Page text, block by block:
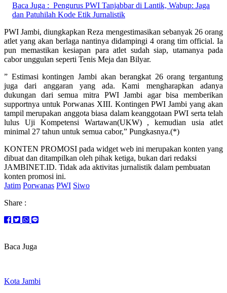
Baca Juga : Pengurus PWI Tanjabbar di Lantik, Wabup: Jaga
dan Patuhilah Kode Etik Jurnalistik
PWI Jambi, diungkapkan Reza mengestimasikan sebanyak 26 orang
atlet yang akan berlaga nantinya didampingi 4 orang tim official. Ia
pun memastikan kesiapan para atlet sudah siap, utamanya pada
cabor unggulan seperti Tenis Meja dan Bilyar.
” Estimasi kontingen Jambi akan berangkat 26 orang tergantung
juga dari anggaran yang ada. Kami mengharapkan adanya
dukungan dari semua mitra PWI Jambi agar bisa memberikan
supportnya untuk Porwanas XIII. Kontingen PWI Jambi yang akan
tampil merupakan anggota biasa dalam keanggotaan PWI serta telah
lulus Uji Kompetensi Wartawan(UKW) , kemudian usia atlet
minimal 27 tahun untuk semua cabor,” Pungkasnya.(*)
KONTEN PROMOSI pada widget web ini merupakan konten yang
dibuat dan ditampilkan oleh pihak ketiga, bukan dari redaksi
JAMBINET.ID. Tidak ada aktivitas jurnalistik dalam pembuatan
konten promosi ini.
Jatim Porwanas PWI Siwo
Share :
Baca Juga
Kota Jambi